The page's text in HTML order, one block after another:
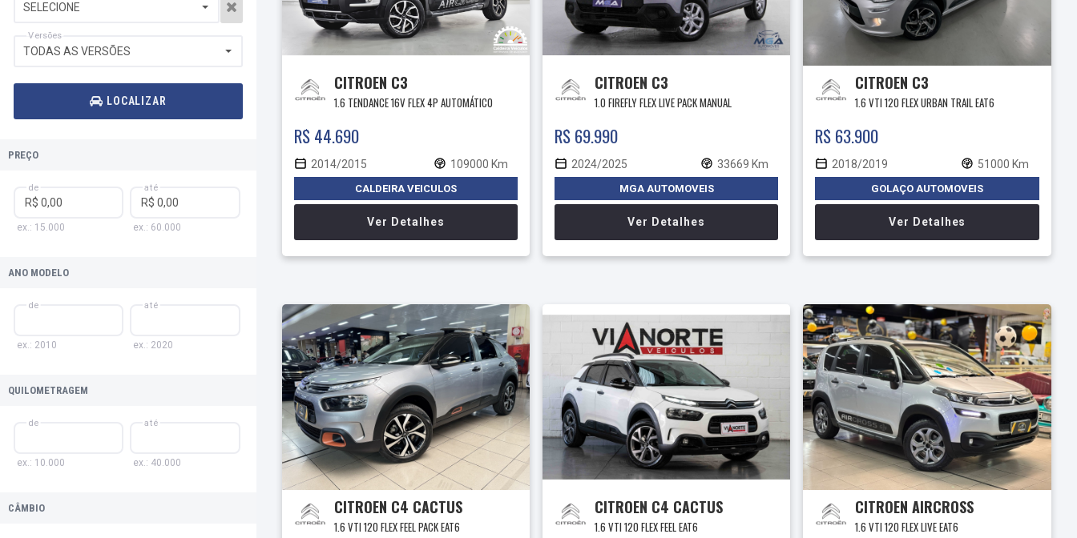
SELECIONE
TODAS AS VERSÕES
Versões
LOCALIZAR
PREÇO
de
ex.: 15.000
até
ex.: 60.000
ANO MODELO
de
ex.: 2010
até
ex.: 2020
QUILOMETRAGEM
de
ex.: 10.000
até
ex.: 40.000
C­ÂMBIO
CITROEN C3
1.6 TENDANCE 16V FLEX 4P AUTOMÁTICO
R$ 44.690
2014/2015 109000 Km
CALDEIRA VEICULOS
Ver Detalhes
CITROEN C3
1.0 FIREFLY FLEX LIVE PACK MANUAL
R$ 69.990
2024/2025 33669 Km
MGA AUTOMOVEIS
Ver Detalhes
CITROEN C3
1.6 VTI 120 FLEX URBAN TRAIL EAT6
R$ 63.900
2018/2019 51000 Km
GOLAÇO AUTOMOVEIS
Ver Detalhes
CITROEN C4 CACTUS
1.6 VTI 120 FLEX FEEL PACK EAT6
CITROEN C4 CACTUS
1.6 VTI 120 FLEX FEEL EAT6
CITROEN AIRCROSS
1.6 VTI 120 FLEX LIVE EAT6